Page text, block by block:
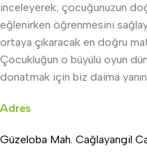
inceleyerek; çocuğunuzun
eğlenirken öğrenmesini
ortaya çıkaracak en doğru
Çocukluğun o büyülü oyun
donatmak için biz daima
Adres
Güzeloba Mah. Cağlayangil